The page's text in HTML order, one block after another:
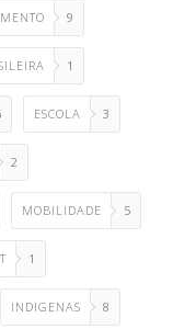
9
1
ESCOLA 3
2
MOBILIDADE 5
1
INDIGENAS 8